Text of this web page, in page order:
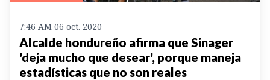
7:46 AM 06 oct. 2020
Alcalde hondureño afirma que Sinager
'deja mucho que desear', porque maneja
estadísticas que no son reales